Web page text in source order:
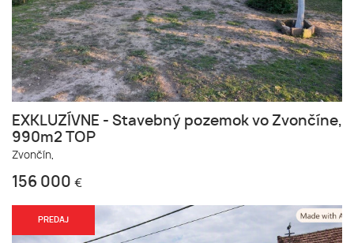
EXKLUZÍVNE - Stavebný pozemok vo Zvončíne,
990m2 TOP
Zvončín,
156 000 €
PREDAJ